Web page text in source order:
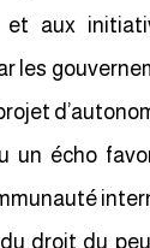
et aux
les
un écho
droit du